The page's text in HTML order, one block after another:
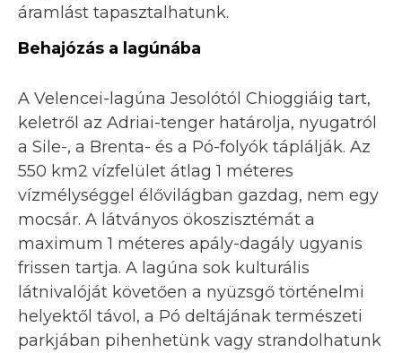
áramlást tapasztalhatunk.
Behajózás a lagúnába
A Velencei-lagúna Jesolótól Chioggiáig tart,
keletről az Adriai-tenger határolja, nyugatról
a Sile-, a Brenta- és a Pó-folyók táplálják. Az
550 km2 vízfelület átlag 1 méteres
vízmélységgel élővilágban gazdag, nem egy
mocsár. A látványos ökoszisztémát a
maximum 1 méteres apály-dagály ugyanis
frissen tartja. A lagúna sok kulturális
látnivalóját követően a nyüzsgő történelmi
helyektől távol, a Pó deltájának természeti
parkjában pihenhetünk vagy strandolhatunk